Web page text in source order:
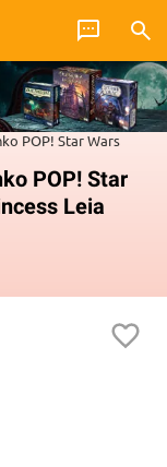
POP! Star Wars
POP! Star
Leia